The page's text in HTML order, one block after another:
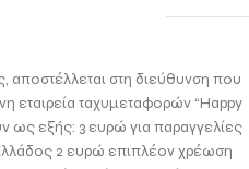
αποστέλλεται στη διεύθυνση που
εταιρεία ταχυμεταφορών “Happy
ως εξής: 3 ευρώ για παραγγελίες
2 ευρώ επιπλέον χρέωση